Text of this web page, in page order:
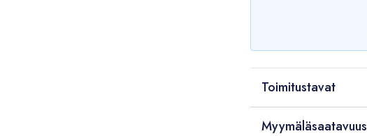
Toimitustavat
Myymäläsaatavuus